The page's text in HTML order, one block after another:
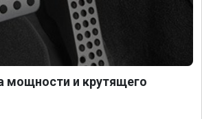
мощности и крутящего